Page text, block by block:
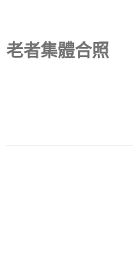
老者集體合照